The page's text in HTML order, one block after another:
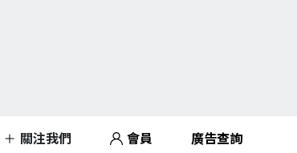
關注我們 會員 廣告查詢